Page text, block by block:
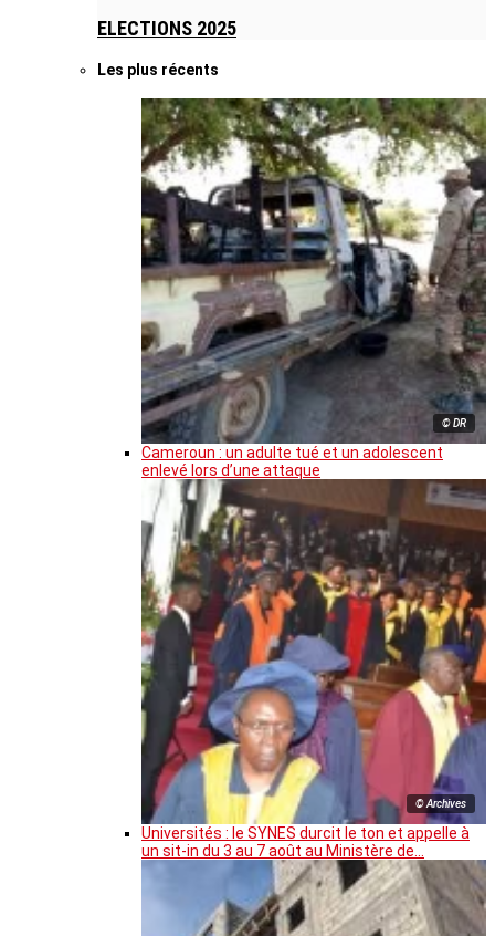
ELECTIONS 2025
Les plus récents
© DR
Cameroun : un adulte tué et un adolescent
enlevé lors d’une attaque
© Archives
Universités : le SYNES durcit le ton et appelle à
un sit-in du 3 au 7 août au Ministère de…